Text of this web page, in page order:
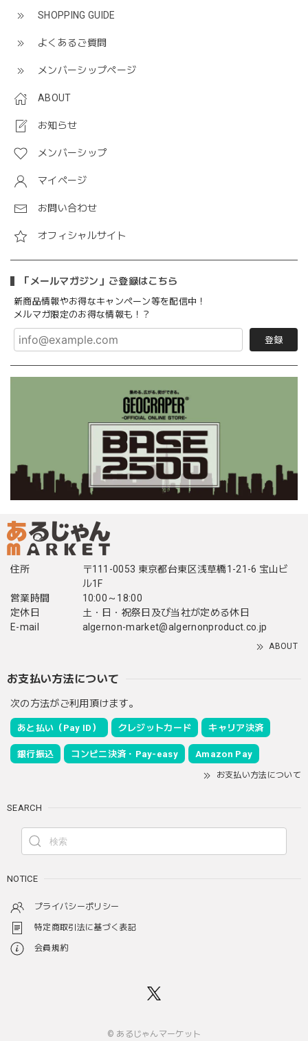
SHOPPING GUIDE
よくあるご質問
メンバーシップページ
ABOUT
お知らせ
メンバーシップ
マイページ
お問い合わせ
オフィシャルサイト
「メールマガジン」ご登録はこちら
新商品情報やお得なキャンペーン等を配信中！
メルマガ限定のお得な情報も！？
登録
住所
〒111-0053 東京都台東区浅草橋1-21-6 宝山ビ
ル1F
営業時間
10:00～18:00
定休日
土・日・祝祭日及び当社が定める休日
E-mail
algernon-market@algernonproduct.co.jp
ABOUT
お支払い方法について
次の方法がご利用頂けます。
あと払い（Pay ID） クレジットカード キャリア決済
銀行振込 コンビニ決済・Pay-easy Amazon Pay
お支払い方法について
SEARCH
NOTICE
プライバシーポリシー
特定商取引法に基づく表記
会員規約
© あるじゃんマーケット